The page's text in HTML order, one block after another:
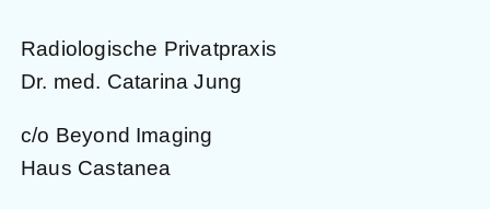
Radiologische Privatpraxis
Dr. med. Catarina Jung
c/o Beyond Imaging
Haus Castanea